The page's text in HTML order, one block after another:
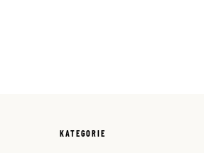
KATEGORIE